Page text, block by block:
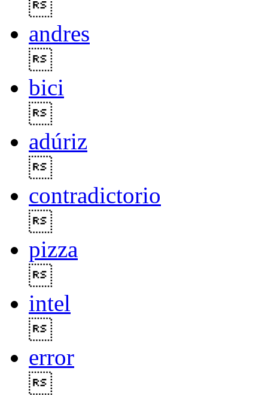
andres
bici
adúriz
contradictorio
pizza
intel
error